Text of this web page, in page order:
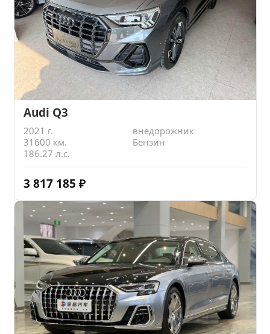
Audi Q3
2021 г.
внедорожник
31600 км.
Бензин
186.27 л.с.
3 817 185 ₽